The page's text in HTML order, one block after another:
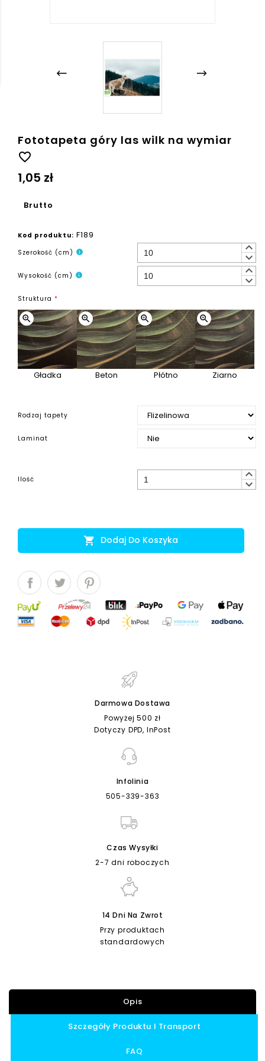
Fototapeta góry las wilk na wymiar
favorite_border
1,05 zł
Brutto
Kod produktu: F189
Szerokość (cm) info keyboard_arrow_up
keyboard_arrow_down
Wysokość (cm) info keyboard_arrow_up
keyboard_arrow_down
Struktura *
zoom_in
Gładka
zoom_in
Beton
zoom_in
Płótno
zoom_in
Ziarno
Rodzaj tapety
Laminat
Ilość keyboard_arrow_up
keyboard_arrow_down
 Dodaj Do Koszyka
Darmowa Dostawa
Powyżej 500 zł
Dotyczy DPD, InPost
Infolinia
505-339-363
Czas Wysyłki
2-7 dni roboczych
14 Dni Na Zwrot
Przy produktach
standardowych
Opis
Szczegóły Produktu I Transport
FAQ